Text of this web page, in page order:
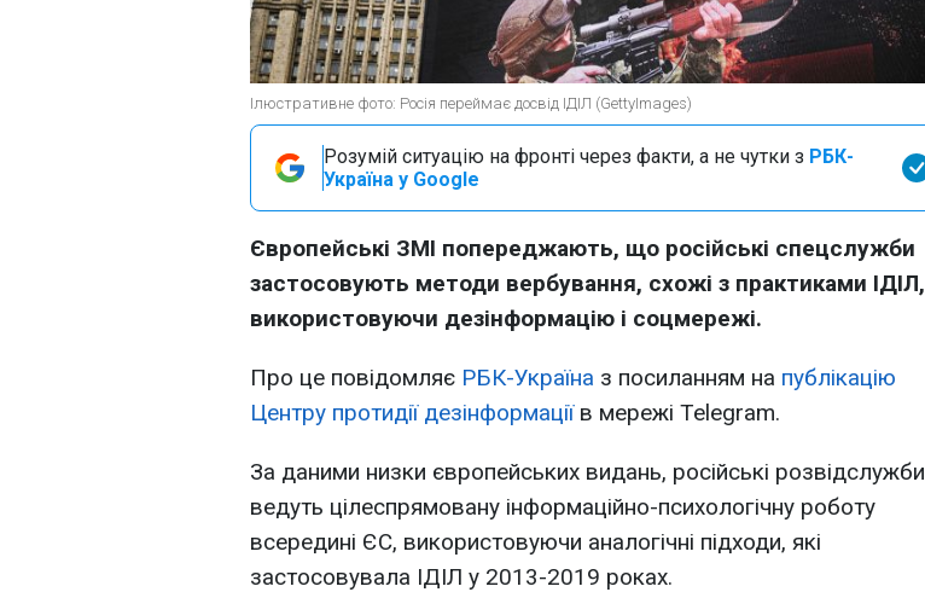
Ілюстративне фото: Росія переймає досвід ІДІЛ (GettyImages)
Розумій ситуацію на фронті через факти, а не чутки з РБК-
Україна у Google
Європейські ЗМІ попереджають, що російські спецслужби
застосовують методи вербування, схожі з практиками ІДІЛ,
використовуючи дезінформацію і соцмережі.
Про це повідомляє РБК-Україна з посиланням на публікацію
Центру протидії дезінформаціїв мережі Telegram.
За даними низки європейських видань, російські розвідслужби
ведуть цілеспрямовану інформаційно-психологічну роботу
всередині ЄС, використовуючи аналогічні підходи, які
застосовувала ІДІЛ у 2013-2019 роках.